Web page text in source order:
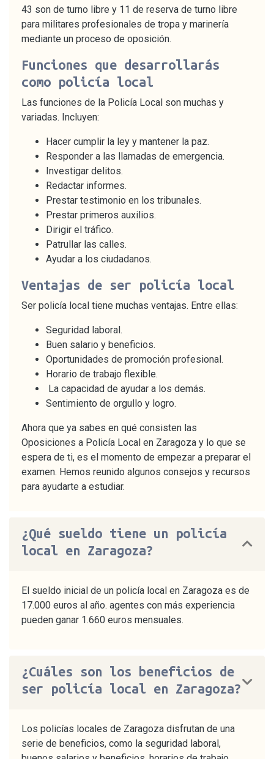
43 son de turno libre y 11 de reserva de turno libre
para militares profesionales de tropa y marinería
mediante un proceso de oposición.
Funciones que desarrollarás
como policía local
Las funciones de la Policía Local son muchas y
variadas. Incluyen:
Hacer cumplir la ley y mantener la paz.
Responder a las llamadas de emergencia.
Investigar delitos.
Redactar informes.
Prestar testimonio en los tribunales.
Prestar primeros auxilios.
Dirigir el tráfico.
Patrullar las calles.
Ayudar a los ciudadanos.
Ventajas de ser policía local
Ser policía local tiene muchas ventajas. Entre ellas:
Seguridad laboral.
Buen salario y beneficios.
Oportunidades de promoción profesional.
Horario de trabajo flexible.
La capacidad de ayudar a los demás.
Sentimiento de orgullo y logro.
Ahora que ya sabes en qué consisten las
Oposiciones a Policía Local en Zaragoza y lo que se
espera de ti, es el momento de empezar a preparar el
examen. Hemos reunido algunos consejos y recursos
para ayudarte a estudiar.
¿Qué sueldo tiene un policía
local en Zaragoza?
El sueldo inicial de un policía local en Zaragoza es de
17.000 euros al año. agentes con más experiencia
pueden ganar 1.660 euros mensuales.
¿Cuáles son los beneficios de
ser policía local en Zaragoza?
Los policías locales de Zaragoza disfrutan de una
serie de beneficios, como la seguridad laboral,